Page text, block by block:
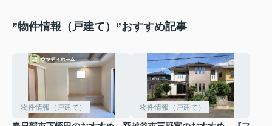
”物件情報（戸建て）”おすすめ記事
物件情報（戸建て） 物件情報（戸建て）